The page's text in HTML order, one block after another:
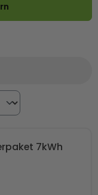
7kWh